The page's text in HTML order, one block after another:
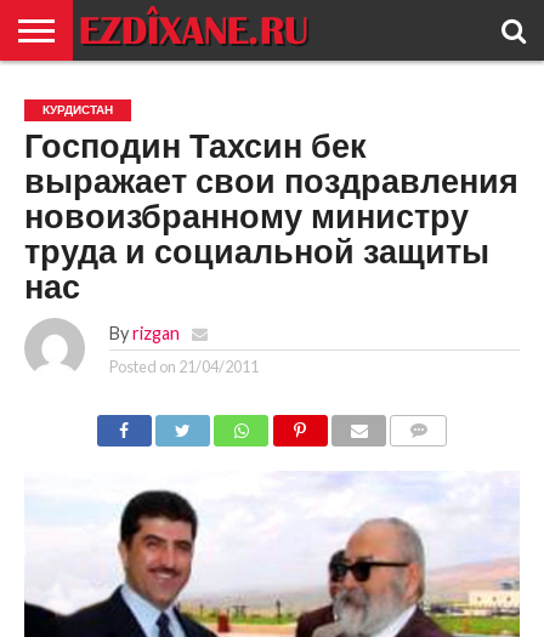
ЕЗИДИЗМ
НОВОСТИ
ИСТОРИЯ
КУЛЬТУРА
КОНТАКТ
КУРДИСТАН
Господин Тахсин бек
выражает свои поздравления
новоизбранному министру
труда и социальной защиты
нас
By rizgan
Posted on 21/04/2011